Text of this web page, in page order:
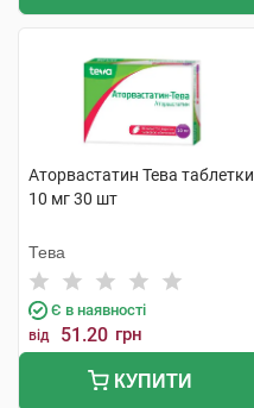
Аторвастатин Тева таблетки
10 мг 30 шт
Тева
Є в наявності
від 51.20 грн
КУПИТИ